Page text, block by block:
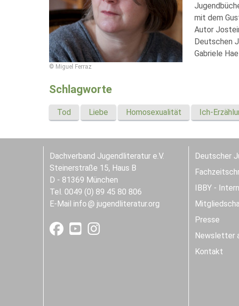
© Miguel Ferraz
mit dem
Autor
Deutschen
Gabriele
Schlagworte
Tod Liebe Homosexualität Ich-
Dachverband Jugendliteratur e.V.
Steinerstraße 15, Haus B
D - 81369 München
Tel. 0049 (0) 89 45 80 806
E-Mail info jugendliteratur.org
Deutscher
IBBY -
Presse
Newsletter
Kontakt